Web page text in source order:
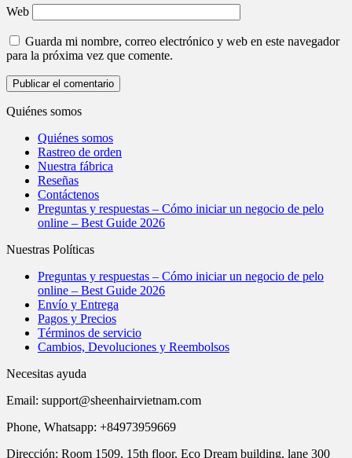
Web
Guarda mi nombre, correo electrónico y web en este navegador
para la próxima vez que comente.
Quiénes somos
Quiénes somos
Rastreo de orden
Nuestra fábrica
Reseñas
Contáctenos
Preguntas y respuestas – Cómo iniciar un negocio de pelo
online – Best Guide 2026
Nuestras Políticas
Preguntas y respuestas – Cómo iniciar un negocio de pelo
online – Best Guide 2026
Envío y Entrega
Pagos y Precios
Términos de servicio
Cambios, Devoluciones y Reembolsos
Necesitas ayuda
Email: support@sheenhairvietnam.com
Phone, Whatsapp: +84973959669
Dirección: Room 1509, 15th floor, Eco Dream building, lane 300